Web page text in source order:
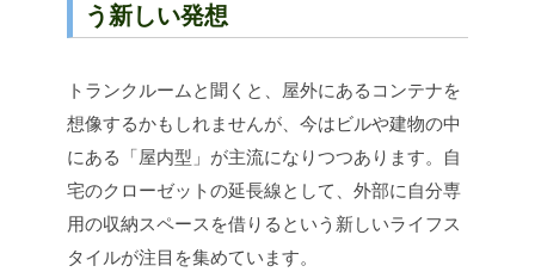
う新しい発想
トランクルームと聞くと、屋外にあるコンテナを
想像するかもしれませんが、今はビルや建物の中
にある「屋内型」が主流になりつつあります。自
宅のクローゼットの延長線として、外部に自分専
用の収納スペースを借りるという新しいライフス
タイルが注目を集めています。